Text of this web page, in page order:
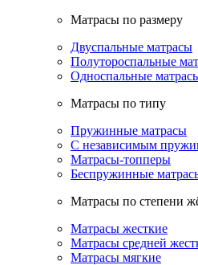
Матрасы по размеру
Двуспальные матрасы
Полутороспальные
Односпальные
Матрасы по типу
Пружинные матрасы
С независимым
Матрасы-топперы
Беспружинные
Матрасы по степени
Матрасы жесткие
Матрасы средней
Матрасы мягкие